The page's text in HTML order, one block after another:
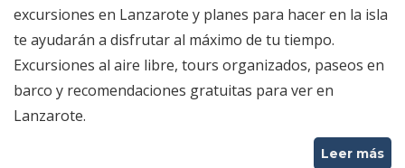
excursiones en Lanzarote y planes para hacer en la isla
te ayudarán a disfrutar al máximo de tu tiempo.
Excursiones al aire libre, tours organizados, paseos en
barco y recomendaciones gratuitas para ver en
Lanzarote.
Leer más